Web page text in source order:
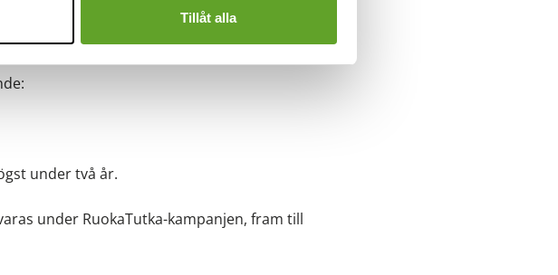
Tillåt alla
under två år.
under RuokaTutka-kampanjen, fram till